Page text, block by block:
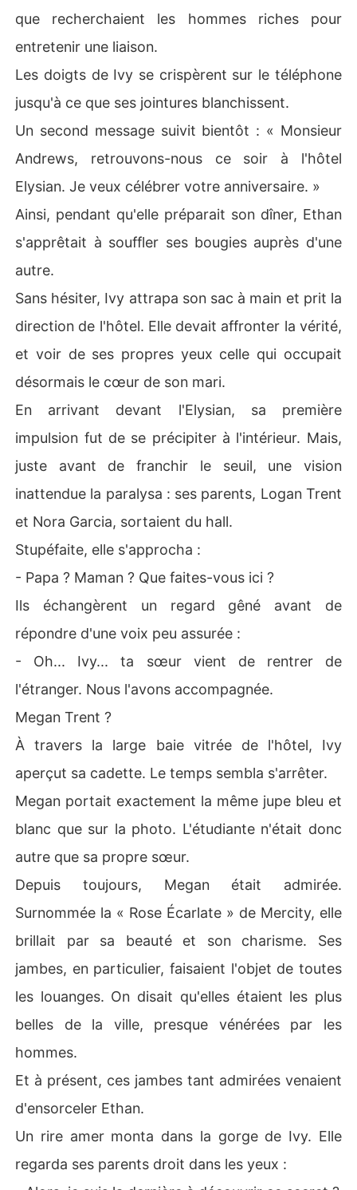
que recherchaient les hommes riches pour
entretenir une liaison.
Les doigts de Ivy se crispèrent sur le téléphone
jusqu'à ce que ses jointures blanchissent.
Un second message suivit bientôt : « Monsieur
Andrews, retrouvons-nous ce soir à l'hôtel
Elysian. Je veux célébrer votre anniversaire. »
Ainsi, pendant qu'elle préparait son dîner, Ethan
s'apprêtait à souffler ses bougies auprès d'une
autre.
Sans hésiter, Ivy attrapa son sac à main et prit la
direction de l'hôtel. Elle devait affronter la vérité,
et voir de ses propres yeux celle qui occupait
désormais le cœur de son mari.
En arrivant devant l'Elysian, sa première
impulsion fut de se précipiter à l'intérieur. Mais,
juste avant de franchir le seuil, une vision
inattendue la paralysa : ses parents, Logan Trent
et Nora Garcia, sortaient du hall.
Stupéfaite, elle s'approcha :
- Papa ? Maman ? Que faites-vous ici ?
Ils échangèrent un regard gêné avant de
répondre d'une voix peu assurée :
- Oh... Ivy... ta sœur vient de rentrer de
l'étranger. Nous l'avons accompagnée.
Megan Trent ?
À travers la large baie vitrée de l'hôtel, Ivy
aperçut sa cadette. Le temps sembla s'arrêter.
Megan portait exactement la même jupe bleu et
blanc que sur la photo. L'étudiante n'était donc
autre que sa propre sœur.
Depuis toujours, Megan était admirée.
Surnommée la « Rose Écarlate » de Mercity, elle
brillait par sa beauté et son charisme. Ses
jambes, en particulier, faisaient l'objet de toutes
les louanges. On disait qu'elles étaient les plus
belles de la ville, presque vénérées par les
hommes.
Et à présent, ces jambes tant admirées venaient
d'ensorceler Ethan.
Un rire amer monta dans la gorge de Ivy. Elle
regarda ses parents droit dans les yeux :